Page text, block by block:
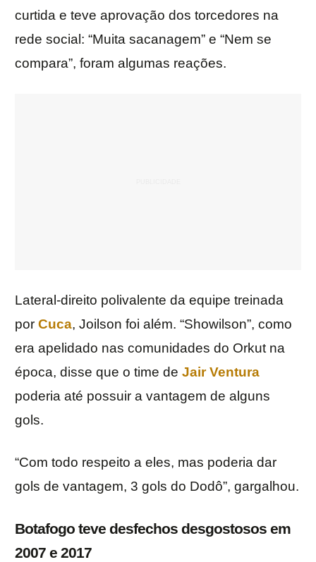
curtida e teve aprovação dos torcedores na
rede social: “Muita sacanagem” e “Nem se
compara”, foram algumas reações.
Lateral-direito polivalente da equipe treinada
por Cuca, Joilson foi além. “Showilson”, como
era apelidado nas comunidades do Orkut na
época, disse que o time de Jair Ventura
poderia até possuir a vantagem de alguns
gols.
“Com todo respeito a eles, mas poderia dar
gols de vantagem, 3 gols do Dodô”, gargalhou.
Botafogo teve desfechos desgostosos em
2007 e 2017